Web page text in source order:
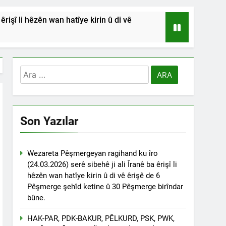
li hêzên wan hatîye kirin û di vê
‘’Kadı Muhammed ve
Emniyetinde ifade verdi.
haklarından vaz geçmesini isteyenlere
Genel Başkan Düzgün Kaplan’da
konferansının birinci oturumunda
Bülent Küçük ülkede ve ortadoğu’da
Arama:
Son Yazılar
Wezareta Pêşmergeyan ragihand ku îro
(24.03.2026) serê sibehê ji ali Îranê ba êrişî li
hêzên wan hatîye kirin û di vê êrişê de 6
Pêşmerge şehîd ketine û 30 Pêşmerge birîndar
bûne.
HAK-PAR, PDK-BAKUR, PÊLKURD, PSK, PWK,